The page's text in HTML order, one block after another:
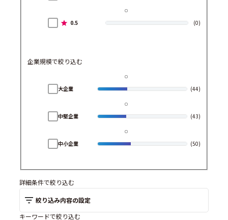
0.5 (0)
企業規模で絞り込む
大企業 (44)
中堅企業 (43)
中小企業 (50)
詳細条件で絞り込む
絞り込み内容の設定
キーワードで絞り込む